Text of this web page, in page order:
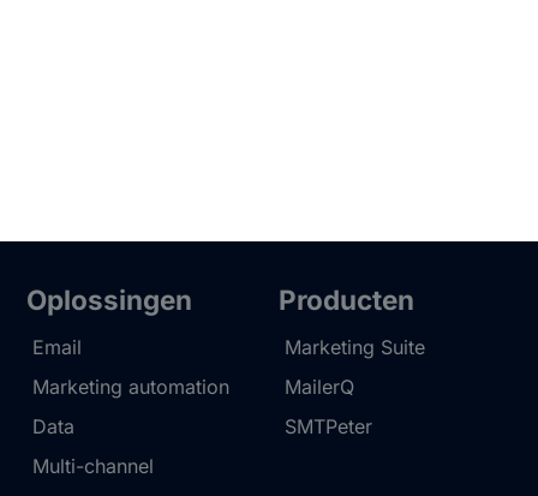
Oplossingen
Email
Marketing automation
Data
Multi-channel
Producten
Marketing Suite
MailerQ
SMTPeter